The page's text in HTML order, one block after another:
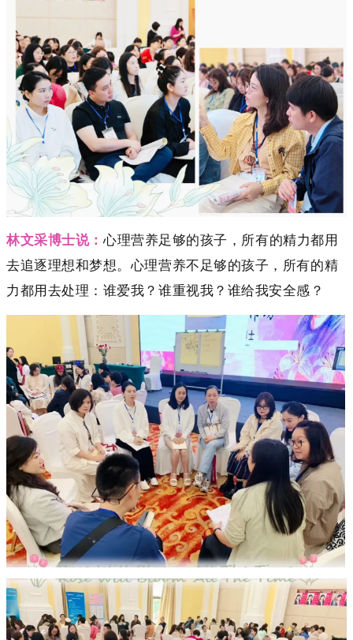
林文采博士说：心理营养足够的孩子，所有的精力都用
去追逐理想和梦想。心理营养不足够的孩子，所有的精
力都用去处理：谁爱我？谁重视我？谁给我安全感？